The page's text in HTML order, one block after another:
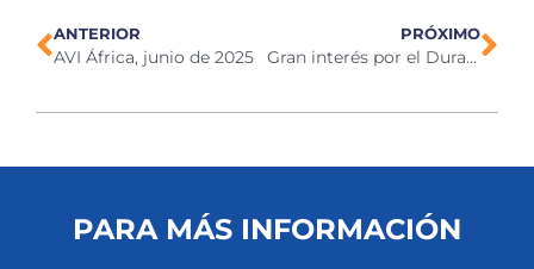
ANTERIOR
AVI África, junio de 2025
PRÓXIMO
Gran interés por el Duram en la Exposición de Buenos Aires, julio de 2025
PARA MÁS INFORMACIÓN